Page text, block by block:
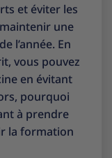
et éviter les
une
l’année. En
vous pouvez
en évitant
pourquoi
à prendre
la formation